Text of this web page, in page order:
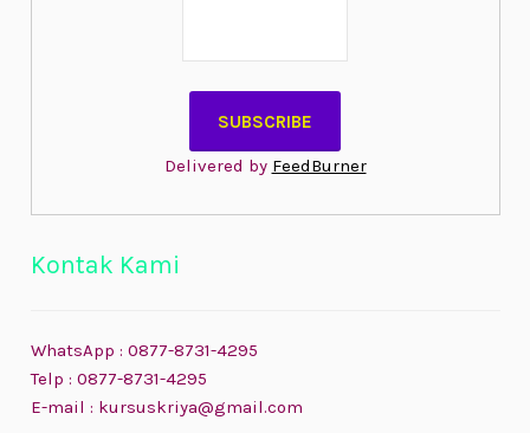
Delivered by FeedBurner
Kontak Kami
WhatsApp : 0877-8731-4295
Telp : 0877-8731-4295
E-mail : kursuskriya@gmail.com